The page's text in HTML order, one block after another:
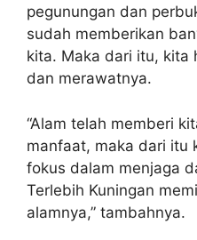
pegunungan dan
sudah memberikan
kita. Maka dari itu, kita
dan merawatnya.
“Alam telah memberi
manfaat, maka dari itu
fokus dalam menjaga
Terlebih Kuningan
alamnya,” tambahnya.